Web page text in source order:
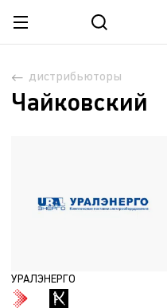
дистрибьюторы
Чайковский
УРАЛЭНЕРГО